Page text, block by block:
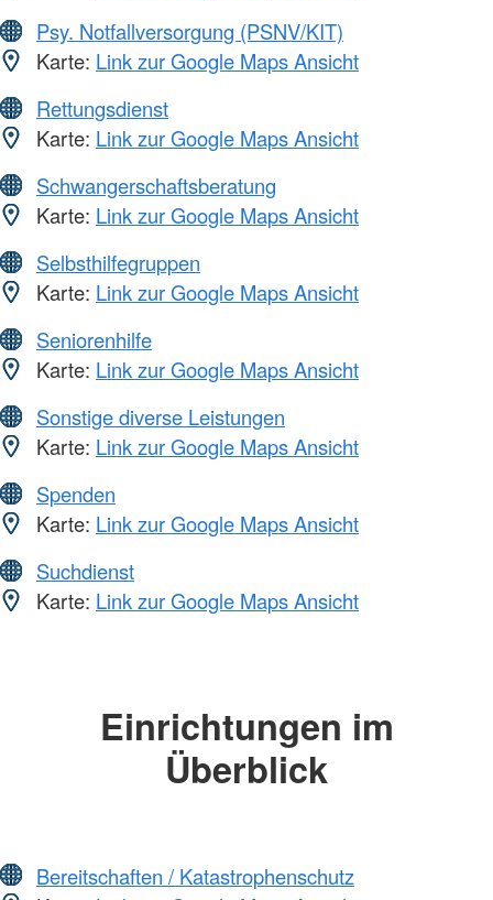
Psy. Notfallversorgung (PSNV/KIT)
Karte: Link zur Google Maps Ansicht
Rettungsdienst
Karte: Link zur Google Maps Ansicht
Schwangerschaftsberatung
Karte: Link zur Google Maps Ansicht
Selbsthilfegruppen
Karte: Link zur Google Maps Ansicht
Seniorenhilfe
Karte: Link zur Google Maps Ansicht
Sonstige diverse Leistungen
Karte: Link zur Google Maps Ansicht
Spenden
Karte: Link zur Google Maps Ansicht
Suchdienst
Karte: Link zur Google Maps Ansicht
Einrichtungen im
Überblick
Bereitschaften / Katastrophenschutz